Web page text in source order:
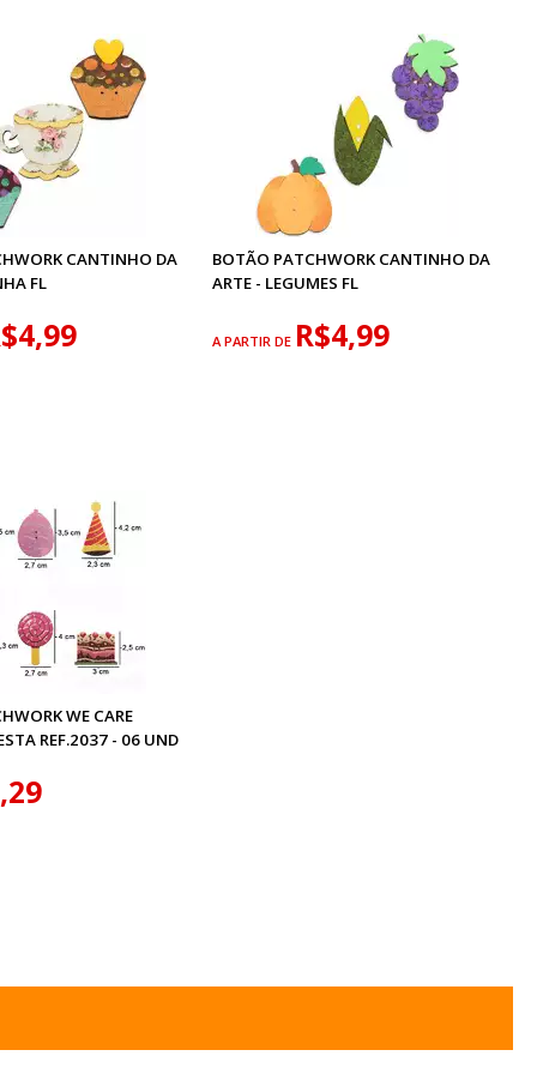
CANTINHO DA
FL
BOTÃO PATCHWORK CANTINHO DA
ARTE - LEGUMES FL
A PARTIR DE R$4,99
WE CARE
REF.2037 - 06 UND